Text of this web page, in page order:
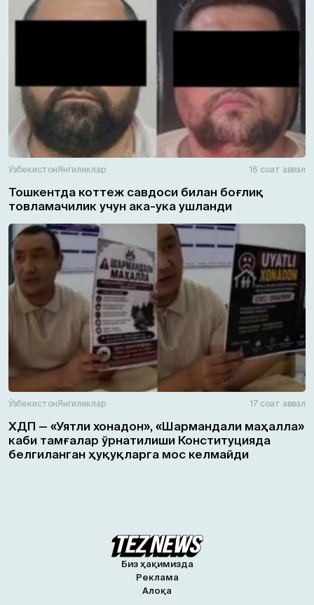
ЎзбекистонЯнгиликлар 16 соат аввал
Тошкентда коттеж савдоси билан боғлиқ
товламачилик учун ака-ука ушланди
ЎзбекистонЯнгиликлар 17 соат аввал
ХДП — «Уятли хонадон», «Шармандали маҳалла»
каби тамғалар ўрнатилиши Конституцияда
белгиланган ҳуқуқларга мос келмайди
Биз ҳақимизда
Реклама
Алоқа